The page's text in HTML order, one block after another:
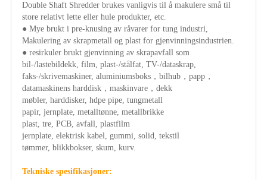
Double Shaft Shredder brukes vanligvis til å makulere små til
store relativt lette eller hule produkter, etc.
● Mye brukt i pre-knusing av råvarer for tung industri,
Makulering av skrapmetall og plast for gjenvinningsindustrien.
● resirkuler brukt gjenvinning av skrapavfall som
bil-/lastebildekk, film, plast-/stålfat, TV-/dataskrap,
faks-/skrivemaskiner, aluminiumsboks，bilhub，papp，
datamaskinens harddisk，maskinvare，dekk
møbler, harddisker, hdpe pipe, tungmetall
papir, jernplate, metalltønne, metallbrikke
plast, tre, PCB, avfall, plastfilm
jernplate, elektrisk kabel, gummi, solid, tekstil
tømmer, blikkbokser, skum, kurv.
Tekniske spesifikasjoner: